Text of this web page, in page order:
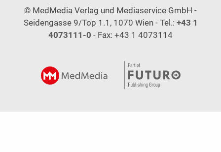
© MedMedia Verlag und Mediaservice GmbH -
Seidengasse 9/Top 1.1, 1070 Wien - Tel.: +43 1
4073111-0 - Fax: +43 1 4073114